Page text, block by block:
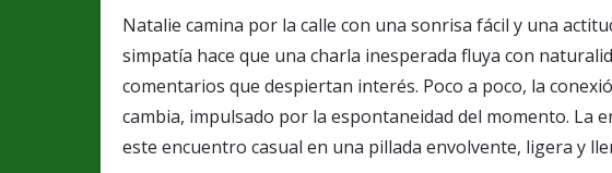
Natalie camina por la calle con una sonrisa fácil y una
simpatía hace que una charla inesperada fluya con
comentarios que despiertan interés. Poco a poco, la
cambia, impulsado por la espontaneidad del momento. La
este encuentro casual en una pillada envolvente, ligera y